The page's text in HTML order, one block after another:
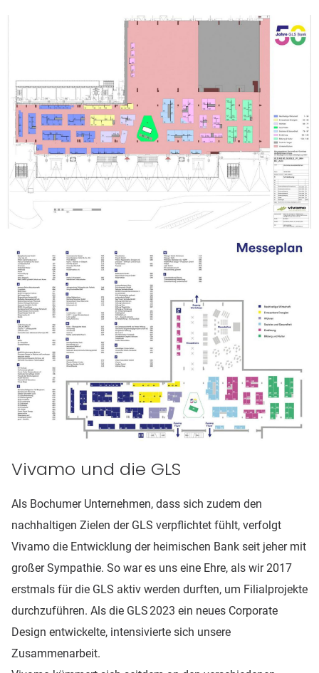
Vivamo und die GLS
Als Bochumer Unternehmen, dass sich zudem den
nachhaltigen Zielen der GLS verpflichtet fühlt, verfolgt
Vivamo die Entwicklung der heimischen Bank seit jeher mit
großer Sympathie. So war es uns eine Ehre, als wir 2017
erstmals für die GLS aktiv werden durften, um Filialprojekte
durchzuführen. Als die GLS 2023 ein neues Corporate
Design entwickelte, intensivierte sich unsere
Zusammenarbeit.